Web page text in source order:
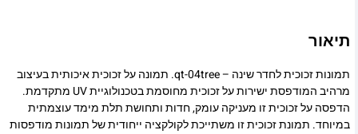
תיאור
תמונות זכוכית לחדר שינה – qt-04tree. תמונה על זכוכית איכותית בעיצוב
מרהיב המודפסת ישירות על זכוכית מחוסמת בטכנולוגיית UV מתקדמת.
הדפסה על זכוכית זו מעניקה עומק, חדות ותחושת תלת מימד עוצמתית
במיוחד. תמונת זכוכית זו משתייכת לקולקציה ייחודית של תמונות מודפסות